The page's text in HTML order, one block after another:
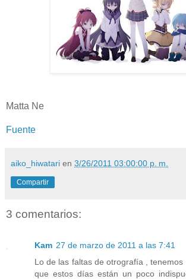
Matta Ne
Fuente
aiko_hiwatari en 3/26/2011 03:00:00 p. m.
Compartir
3 comentarios:
Kam 27 de marzo de 2011 a las 7:41
Lo de las faltas de otrografía ,
que estos días están un poco